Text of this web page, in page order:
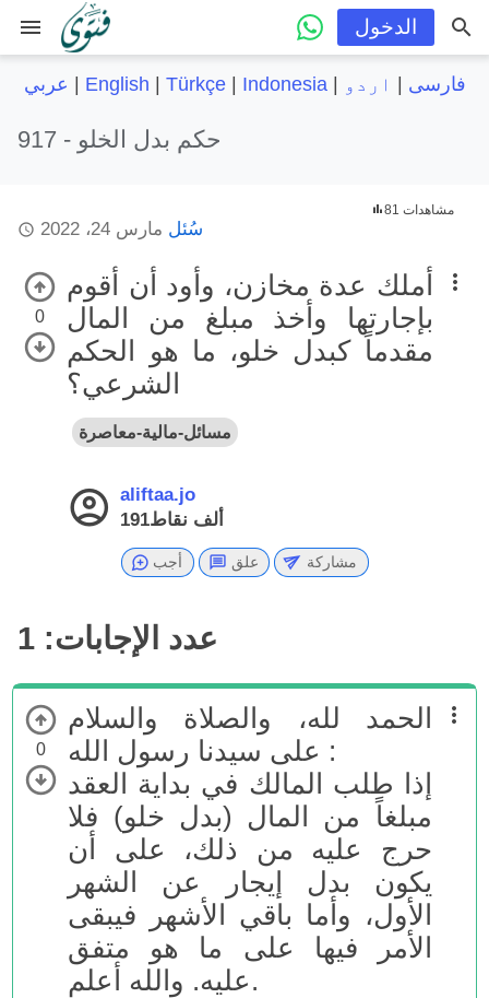
menu الدخول
عربي English Türkçe| Indonesia| فارسی اردو
917 - حكم بدل الخلو
سُئل مارس 24، 2022
81 مشاهدات
0
أملك عدة مخازن، وأود أن أقوم
بإجارتها وأخذ مبلغ من المال
مقدماً كبدل خلو، ما هو الحكم
الشرعي؟
مسائل-مالية-معاصرة
aliftaa.jo
191ألف نقاط
أجب علق مشاركة
عدد الإجابات: 1
0
الحمد لله، والصلاة والسلام
على سيدنا رسول الله :
إذا طلب المالك في بداية العقد
مبلغاً من المال (بدل خلو) فلا
حرج عليه من ذلك، على أن
يكون بدل إيجار عن الشهر
الأول، وأما باقي الأشهر فيبقى
الأمر فيها على ما هو متفق
عليه. والله أعلم.